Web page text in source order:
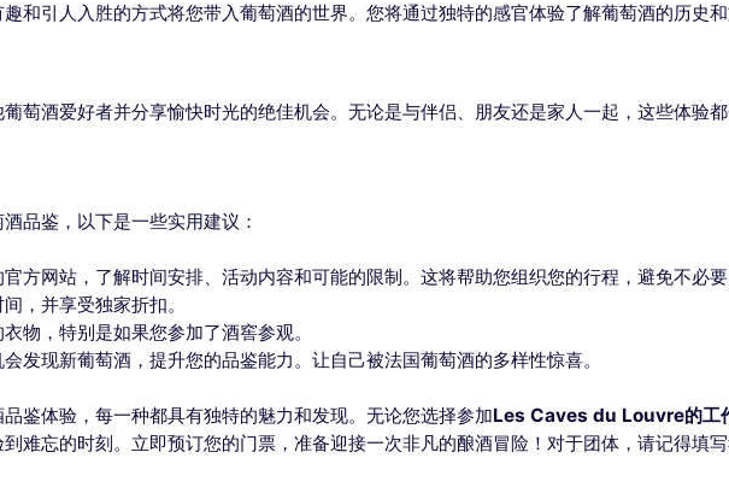
和引人入胜的方式将您带入葡萄酒的世界。您将通过独特的感官体验了解葡萄酒的历史和
萄酒爱好者并分享愉快时光的绝佳机会。无论是与伴侣、朋友还是家人一起，这些体验都
品鉴，以下是一些实用建议：
官方网站，了解时间安排、活动内容和可能的限制。这将帮助您组织您的行程，避免不必要
，并享受独家折扣。
物，特别是如果您参加了酒窖参观。
会发现新葡萄酒，提升您的品鉴能力。让自己被法国葡萄酒的多样性惊喜。
鉴体验，每一种都具有独特的魅力和发现。无论您选择参加Les Caves du Louvre的工
难忘的时刻。立即预订您的门票，准备迎接一次非凡的酿酒冒险！对于团体，请记得填